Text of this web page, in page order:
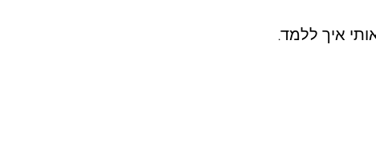
איך ללמד.